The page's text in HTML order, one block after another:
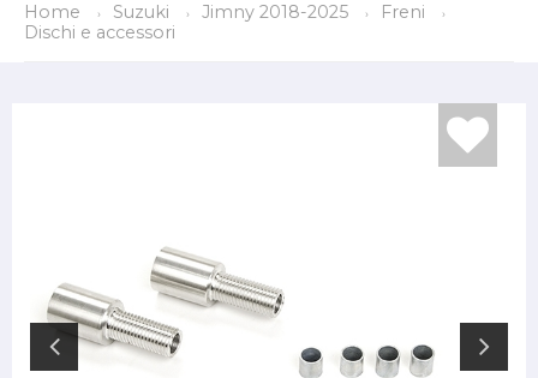
Home Suzuki Jimny 2018-2025
Freni
Dischi e accessori